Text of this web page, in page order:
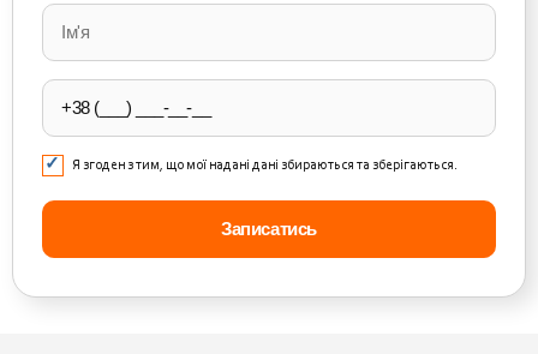
leave
this
field
empty.
Я згоден з тим, що мої надані дані збираються та зберігаються.